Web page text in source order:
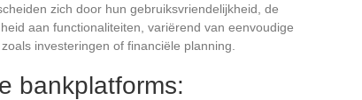
zich door hun gebruiksvriendelijkheid, de
aan functionaliteiten, variërend van eenvoudige
investeringen of financiële planning.
bankplatforms: